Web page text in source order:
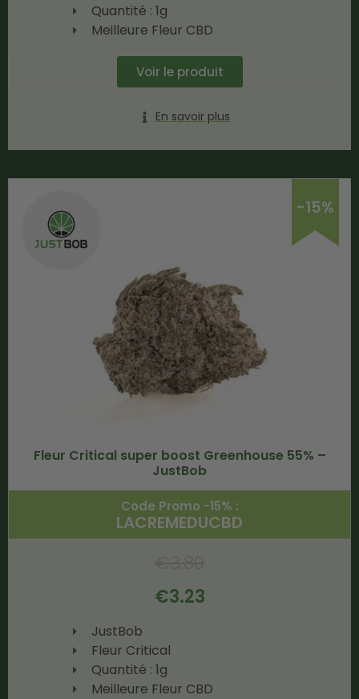
Quantité : 1g
Meilleure Fleur CBD
Voir le produit
En savoir plus
-15%
Fleur Critical super boost Greenhouse 55% –
JustBob
Code Promo -15% :
LACREMEDUCBD
€3.23
JustBob
Fleur Critical
Quantité : 1g
Meilleure Fleur CBD